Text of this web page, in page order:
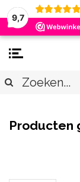
9,7
Producten